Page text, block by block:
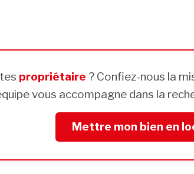
propriétaire ? Confiez-nous la
vous accompagne dans la
Mettre mon bien en